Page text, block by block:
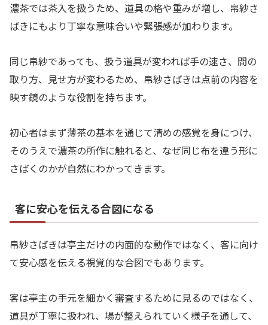
濃茶では茶入を扱うため、道具の格や重みが増し、帛紗さ
ばきにもより丁寧な意味合いや緊張感が加わります。
同じ帛紗であっても、扱う道具が変われば手の速さ、間の
取り方、見せ方が変わるため、帛紗さばきは点前の内容を
映す鏡のような役割を持ちます。
初心者はまず薄茶の基本を通じて清めの感覚を身につけ、
そのうえで濃茶の所作に触れると、なぜ同じ布を違う形に
さばくのかが自然にわかってきます。
客に安心を伝える合図になる
帛紗さばきは亭主だけの内面的な動作ではなく、客に向け
て安心感を伝える視覚的な合図でもあります。
客は亭主の手元を細かく審査するために見るのではなく、
道具が丁寧に扱われ、場が整えられていく様子を通して、